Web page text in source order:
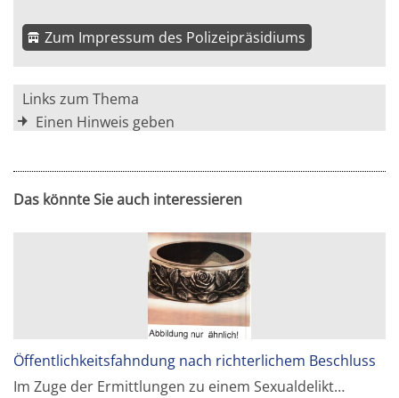
Zum Impressum des Polizeipräsidiums
Links zum Thema
Einen Hinweis geben
Das könnte Sie auch interessieren
Öffentlichkeitsfahndung nach richterlichem Beschluss
Im Zuge der Ermittlungen zu einem Sexualdelikt…